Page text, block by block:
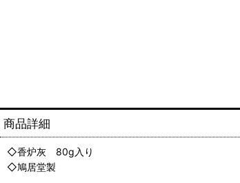
商品詳細
◇香炉灰 80g入り
◇鳩居堂製